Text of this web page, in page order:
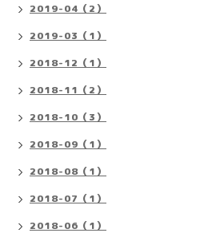
2019-04（2）
2019-03（1）
2018-12（1）
2018-11（2）
2018-10（3）
2018-09（1）
2018-08（1）
2018-07（1）
2018-06（1）